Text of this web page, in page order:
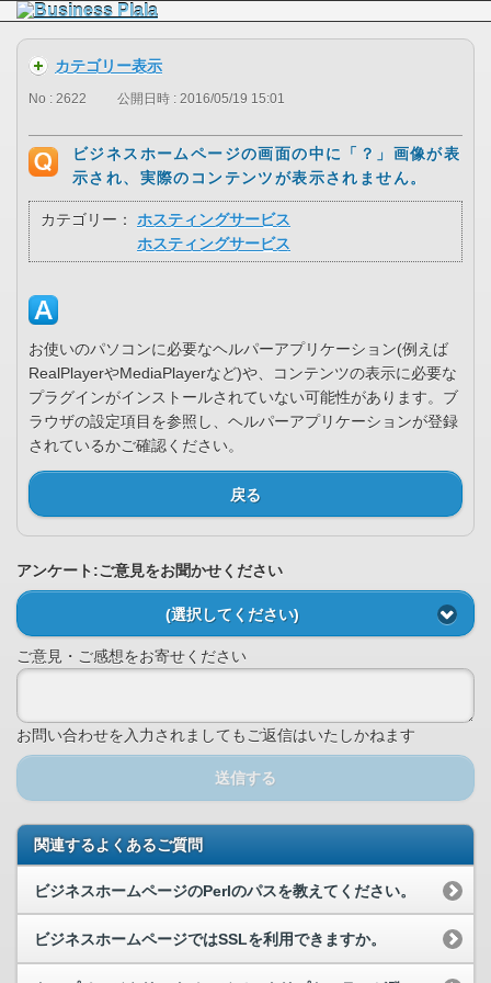
カテゴリー表示
No : 2622 公開日時 : 2016/05/19 15:01
ビジネスホームページの画面の中に「？」画像が表
示され、実際のコンテンツが表示されません。
カテゴリー：
ホスティングサービス
ホスティングサービス
お使いのパソコンに必要なヘルパーアプリケーション(例えば
RealPlayerやMediaPlayerなど)や、コンテンツの表示に必要な
プラグインがインストールされていない可能性があります。ブ
ラウザの設定項目を参照し、ヘルパーアプリケーションが登録
されているかご確認ください。
戻る
アンケート:ご意見をお聞かせください
(選択してください)
ご意見・ご感想をお寄せください
お問い合わせを入力されましてもご返信はいたしかねます
送信する
関連するよくあるご質問
ビジネスホームページのPerlのパスを教えてください。
ビジネスホームページではSSLを利用できますか。